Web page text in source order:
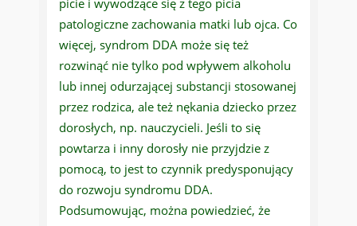
picie i wywodzące się z tego picia
patologiczne zachowania matki lub ojca. Co
więcej, syndrom DDA może się też
rozwinąć nie tylko pod wpływem alkoholu
lub innej odurzającej substancji stosowanej
przez rodzica, ale też nękania dziecko przez
dorosłych, np. nauczycieli. Jeśli to się
powtarza i inny dorosły nie przyjdzie z
pomocą, to jest to czynnik predysponujący
do rozwoju syndromu DDA.
Podsumowując, można powiedzieć, że